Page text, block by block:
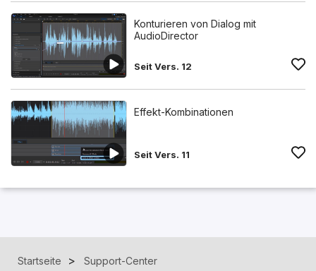
Konturieren von Dialog mit
AudioDirector
Seit Vers. 12
Effekt-Kombinationen
Seit Vers. 11
Startseite Support-Center